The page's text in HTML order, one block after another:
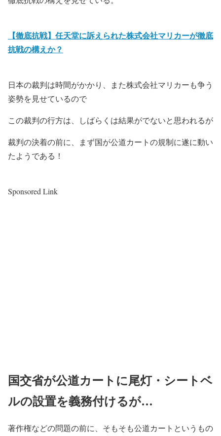
【徹底抗戦】任天堂に訴えられた株式会社マリカーが徹底
抗戦の構えか？
日本の裁判は時間がかかり、また株式会社マリカーも争う
姿勢を見せているので
この裁判の行方は、しばらくは結果がでないと思われるが
裁判の決着の前に、まず国が公道カートの規制に遂に動い
たようである！
Sponsored Link
国交省が公道カートに尾灯・シートベ
ルの設置を義務付けるが…
著作権などの問題の前に、そもそも公道カートというもの